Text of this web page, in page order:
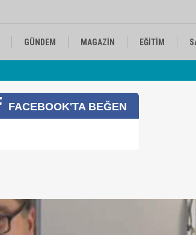
GÜNDEM MAGAZİN EĞİTİM
FACEBOOK'TA BEĞEN